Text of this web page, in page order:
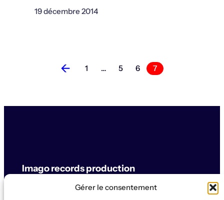
Gérer le consentement
19 décembre 2014
← 1 … 5 6 7
Imago records production